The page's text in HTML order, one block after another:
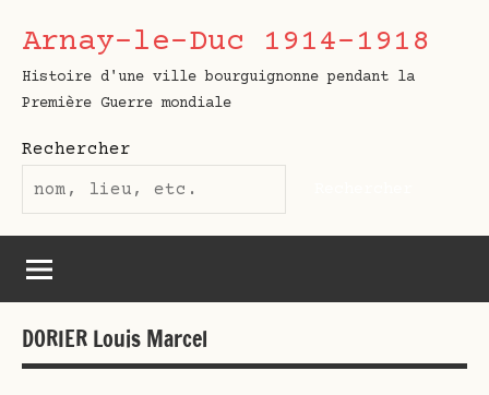
contenu
Arnay-le-Duc 1914-1918
Histoire d'une ville bourguignonne pendant la
Première Guerre mondiale
Rechercher
DORIER Louis Marcel